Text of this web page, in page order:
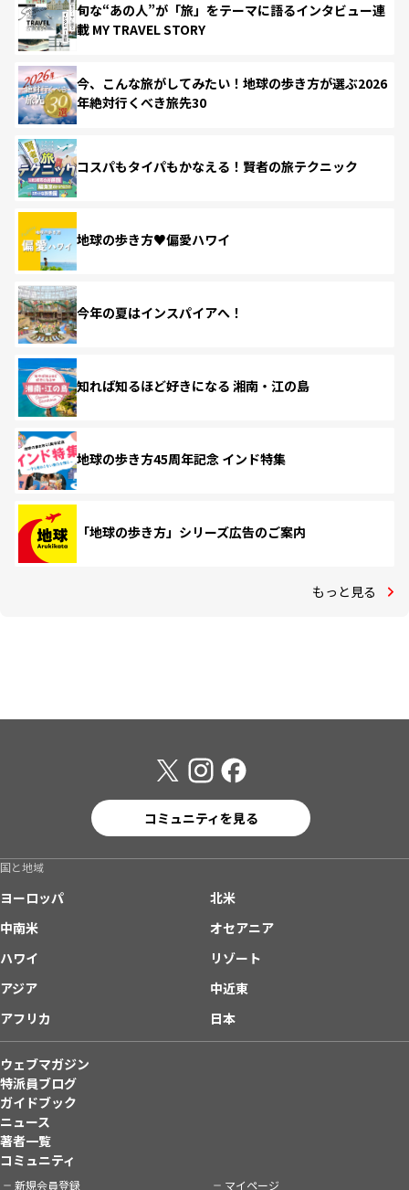
旬な“あの人”が「旅」をテーマに語るインタビュー連
載 MY TRAVEL STORY
今、こんな旅がしてみたい！地球の歩き方が選ぶ2026
年絶対行くべき旅先30
コスパもタイパもかなえる！賢者の旅テクニック
地球の歩き方♥偏愛ハワイ
今年の夏はインスパイアへ！
知れば知るほど好きになる 湘南・江の島
地球の歩き方45周年記念 インド特集
「地球の歩き方」シリーズ広告のご案内
もっと見る
コミュニティを見る
国と地域
ヨーロッパ
北米
中南米
オセアニア
ハワイ
リゾート
アジア
中近東
アフリカ
日本
ウェブマガジン
特派員ブログ
ガイドブック
ニュース
著者一覧
コミュニティ
新規会員登録 マイページ